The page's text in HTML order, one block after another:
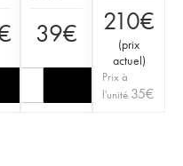
39€ 210€
(prix
actuel)
Prix à
l'unité 35€